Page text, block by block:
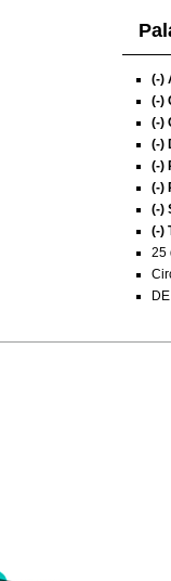
(-)
(-)
(-)
(-)
(-)
(-)
(-)
(-)
25